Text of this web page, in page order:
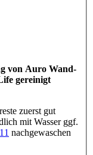
von Auro Wand-
gereinigt
zuerst gut
mit Wasser ggf.
nachgewaschen